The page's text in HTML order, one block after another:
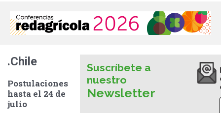
.Chile
Postulaciones
hasta el 24 de
julio
Suscríbete a
nuestro
Newsletter